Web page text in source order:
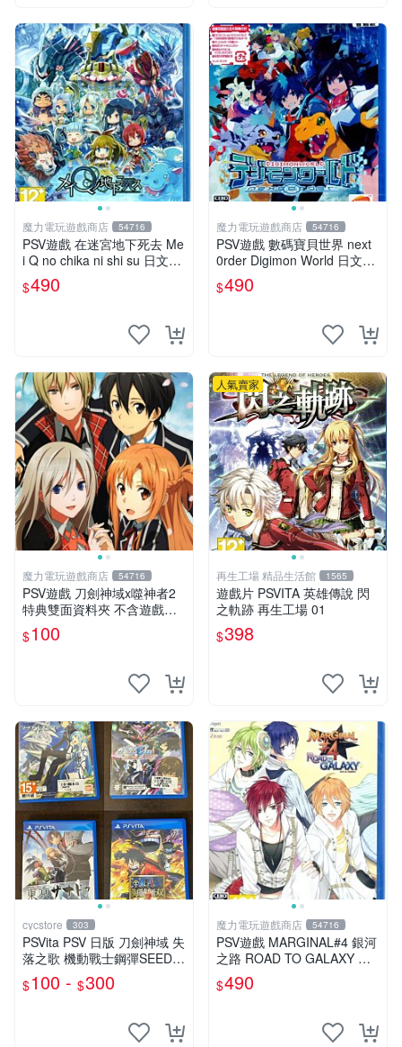
魔力電玩遊戲商店 54716
PSV遊戲 在迷宮地下死去 Me
i Q no chika ni shi su 日文亞
版 【板橋魔力】
$490
魔力電玩遊戲商店 54716
PSV遊戲 數碼寶貝世界 next
0rder Digimon World 日文日
版 【板橋魔力】
$490
魔力電玩遊戲商店 54716
PSV遊戲 刀劍神域x噬神者2
特典雙面資料夾 不含遊戲光
碟【板橋魔力】
$100
人氣賣家
再生工場 精品生活館 1565
遊戲片 PSVITA 英雄傳說 閃
之軌跡 再生工場 01
$398
cycstore 303
PSVita PSV 日版 刀劍神域 失
落之歌 機動戰士鋼彈SEED
東京幻都 海賊無雙3 經典熱
血動作 RPG
$100 - $300
魔力電玩遊戲商店 54716
PSV遊戲 MARGINAL#4 銀河
之路 ROAD TO GALAXY 日
文日版 【板橋魔力】
$490